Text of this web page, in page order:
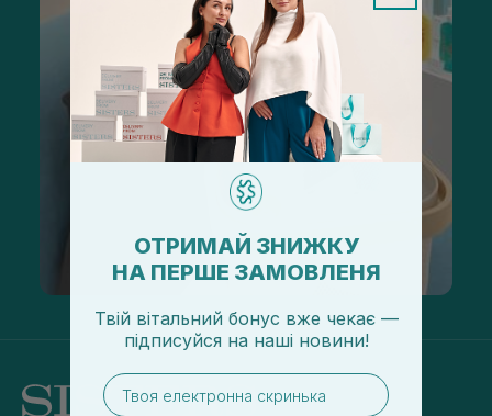
ОТРИМАЙ ЗНИЖКУ
НА ПЕРШЕ ЗАМОВЛЕНЯ
Твій вітальний бонус вже чекає —
підписуйся на наші новини!
email